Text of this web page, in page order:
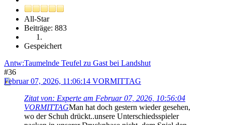
All-Star
Beiträge: 883
Gespeichert
Antw:Taumelnde Teufel zu Gast bei Landshut
#36
Februar 07, 2026, 11:06:14 VORMITTAG
Zitat von: Experte am Februar 07, 2026, 10:56:04
VORMITTAGMan hat doch gestern wieder gesehen,
wo der Schuh drückt..unsere Unterschiedsspieler